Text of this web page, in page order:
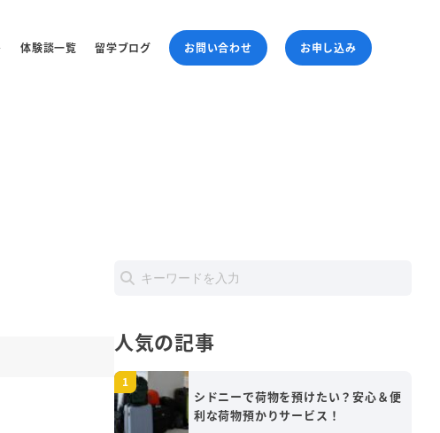
体験談一覧 留学ブログ お問い合わせ お申し込み
人気の記事
シドニーで荷物を預けたい？安心＆便
利な荷物預かりサービス！